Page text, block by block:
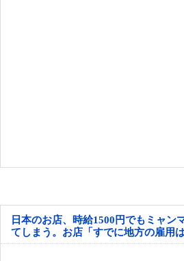
日本のお店、時給1500円でもミャン
てしまう。お店「すでに地方の雇用は